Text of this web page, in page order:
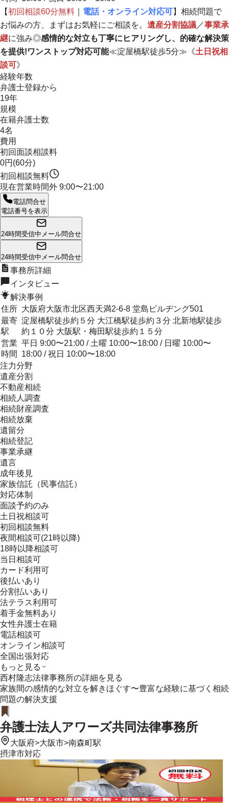
【初回相談60分無料 電話・オンライン対応可】相続問題で
お悩みの方、まずはお気軽にご相談を。 遺産分割協議 ／事業承
継に強み◎感情的な対立も丁寧にヒアリングし、的確な解決策
を提供!ワンストップ対応可能≪淀屋橋駅徒歩5分≫《土日祝相
談可》
経験年数
弁護士登録から
19年
規模
在籍弁護士数
4名
費用
初回面談相談料
0円(60分)
初回相談無料
現在営業時間外 9:00〜21:00
電話問合せ
電話番号を表示
24時間受信中 メール問合せ
24時間受信中 メール問合せ
事務所詳細
インタビュー
解決事例
住所 大阪府大阪市北区西天満2-6-8 堂島ビルヂング501
最寄
駅
淀屋橋駅徒歩約５分 大江橋駅徒歩約３分 北新地駅徒歩
約１０分 大阪駅・梅田駅徒歩約１５分
営業
時間
平日 9:00〜21:00 / 土曜 10:00〜18:00 / 日曜 10:00〜
18:00 / 祝日 10:00〜18:00
注力分野
遺産分割
不動産相続
相続人調査
相続財産調査
相続放棄
遺留分
相続登記
事業承継
遺言
成年後見
家族信託（民事信託）
対応体制
面談予約のみ
土日祝相談可
初回相談無料
夜間相談可(21時以降)
18時以降相談可
当日相談可
カード利用可
後払いあり
分割払いあり
法テラス利用可
着手金無料あり
女性弁護士在籍
電話相談可
オンライン相談可
全国出張対応
もっと見る
西村隆志法律事務所の詳細を見る
家族間の感情的な対立を解きほぐす〜豊富な経験に基づく相続
問題の解決支援
弁護士法人アワーズ共同法律事務所
大阪府>大阪市>南森町駅
摂津市対応